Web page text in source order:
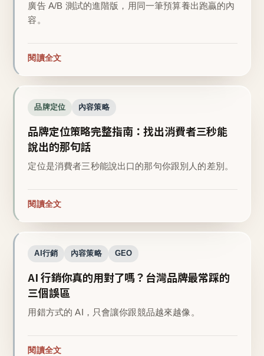
廣告 A/B 測試的進階版，用同一筆預算養出跑贏的內
容。
閱讀全文
品牌定位 內容策略
品牌定位策略完整指南：找出消費者三秒能
說出的那句話
定位是消費者三秒能說出口的那句你跟別人的差別。
閱讀全文
AI行銷 內容策略 GEO
AI 行銷你真的用對了嗎？台灣品牌最常踩的
三個誤區
用錯方式的 AI，只會讓你跟競品越來越像。
閱讀全文